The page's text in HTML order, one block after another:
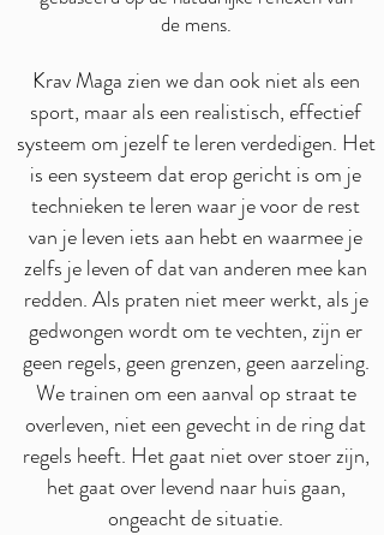
de mens.
Krav Maga zien we dan ook niet als een
sport, maar als een realistisch, effectief
systeem om jezelf te leren verdedigen. Het
is een systeem dat erop gericht is om je
technieken te leren waar je voor de rest
van je leven iets aan hebt en waarmee je
zelfs je leven of dat van anderen mee kan
redden. Als praten niet meer werkt, als je
gedwongen wordt om te vechten, zijn er
geen regels, geen grenzen, geen aarzeling.
We trainen om een aanval op straat te
overleven, niet een gevecht in de ring dat
regels heeft. Het gaat niet over stoer zijn,
het gaat over levend naar huis gaan,
ongeacht de situatie.